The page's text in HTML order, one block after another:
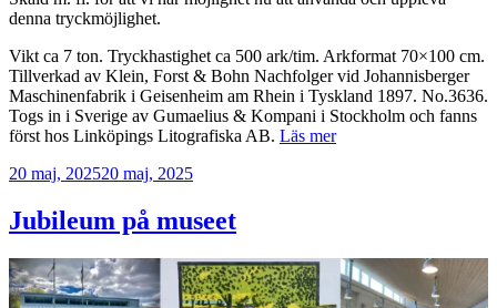
denna tryckmöjlighet.
Vikt ca 7 ton. Tryckhastighet ca 500 ark/tim. Arkformat 70×100 cm.
Tillverkad av Klein, Forst & Bohn Nachfolger vid Johannisberger
Maschinenfabrik i Geisenheim am Rhein i Tyskland 1897. No.3636.
Togs in i Sverige av Gumaelius & Kompani i Stockholm och fanns
först hos Linköpings Litografiska AB. Läs mer
Publicerat
20 maj, 202520 maj, 2025
Jubileum på museet